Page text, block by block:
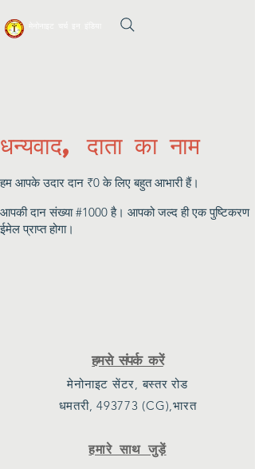
धन्यवाद, दाता का नाम
हम आपके उदार दान ₹0 के लिए बहुत आभारी हैं।
आपकी दान संख्या #1000 है। आपको जल्द ही एक पुष्टिकरण
ईमेल प्राप्त होगा।
हमसे संपर्क करें
मेनोनाइट सेंटर, बस्तर रोड
धमतरी, 493773 (CG),भारत
हमारे साथ जुड़ें